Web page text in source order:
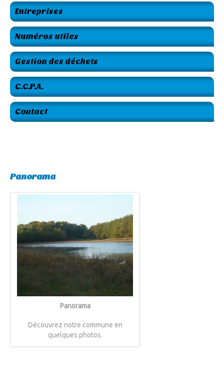
Entreprises
Numéros utiles
Gestion des déchets
C.C.P.A.
Contact
Panorama
Panorama
Découvrez notre commune en
quelques photos.